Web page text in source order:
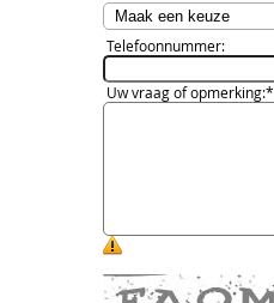
Telefoonnummer:
Uw vraag of opmerking:*